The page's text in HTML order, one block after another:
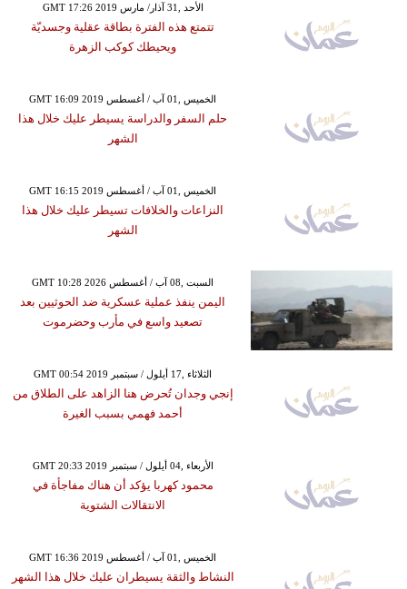
GMT 17:26 2019 الأحد ,31 آذار/ مارس
تتمتع هذه الفترة بطاقة عقلية وجسديّة
ويحيطك كوكب الزهرة
GMT 16:09 2019 الخميس ,01 آب / أغسطس
حلم السفر والدراسة يسيطر عليك خلال هذا
الشهر
GMT 16:15 2019 الخميس ,01 آب / أغسطس
النزاعات والخلافات تسيطر عليك خلال هذا
الشهر
GMT 10:28 2026 السبت ,08 آب / أغسطس
اليمن ينفذ عملية عسكرية ضد الحوثيين بعد
تصعيد واسع في مأرب وحضرموت
GMT 00:54 2019 الثلاثاء ,17 أيلول / سبتمبر
إنجي وجدان تُحرض هنا الزاهد على الطلاق من
أحمد فهمي بسبب الغيرة
GMT 20:33 2019 الأربعاء ,04 أيلول / سبتمبر
محمود كهربا يؤكد أن هناك مفاجأة في
الانتقالات الشتوية
GMT 16:36 2019 الخميس ,01 آب / أغسطس
النشاط والثقة يسيطران عليك خلال هذا الشهر